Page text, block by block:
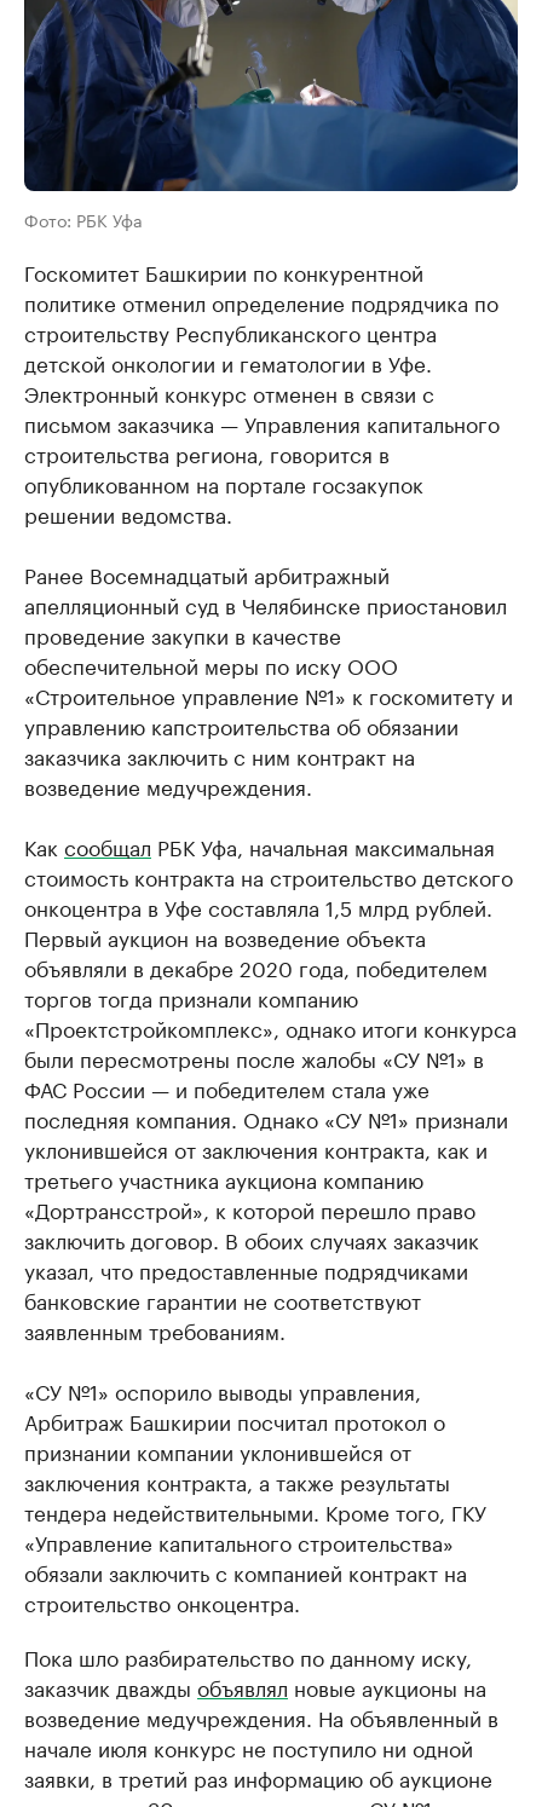
Фото: РБК Уфа
Госкомитет Башкирии по конкурентной
политике отменил определение подрядчика по
строительству Республиканского центра
детской онкологии и гематологии в Уфе.
Электронный конкурс отменен в связи с
письмом заказчика — Управления капитального
строительства региона, говорится в
опубликованном на портале госзакупок
решении ведомства.
Ранее Восемнадцатый арбитражный
апелляционный суд в Челябинске приостановил
проведение закупки в качестве
обеспечительной меры по иску ООО
«Строительное управление №1» к госкомитету и
управлению капстроительства об обязании
заказчика заключить с ним контракт на
возведение медучреждения.
Как сообщал РБК Уфа, начальная максимальная
стоимость контракта на строительство детского
онкоцентра в Уфе составляла 1,5 млрд рублей.
Первый аукцион на возведение объекта
объявляли в декабре 2020 года, победителем
торгов тогда признали компанию
«Проектстройкомплекс», однако итоги конкурса
были пересмотрены после жалобы «СУ №1» в
ФАС России — и победителем стала уже
последняя компания. Однако «СУ №1» признали
уклонившейся от заключения контракта, как и
третьего участника аукциона компанию
«Дортрансстрой», к которой перешло право
заключить договор. В обоих случаях заказчик
указал, что предоставленные подрядчиками
банковские гарантии не соответствуют
заявленным требованиям.
«СУ №1» оспорило выводы управления,
Арбитраж Башкирии посчитал протокол о
признании компании уклонившейся от
заключения контракта, а также результаты
тендера недействительными. Кроме того, ГКУ
«Управление капитального строительства»
обязали заключить с компанией контракт на
строительство онкоцентра.
Пока шло разбирательство по данному иску,
заказчик дважды объявлял новые аукционы на
возведение медучреждения. На объявленный в
начале июля конкурс не поступило ни одной
заявки, в третий раз информацию об аукционе